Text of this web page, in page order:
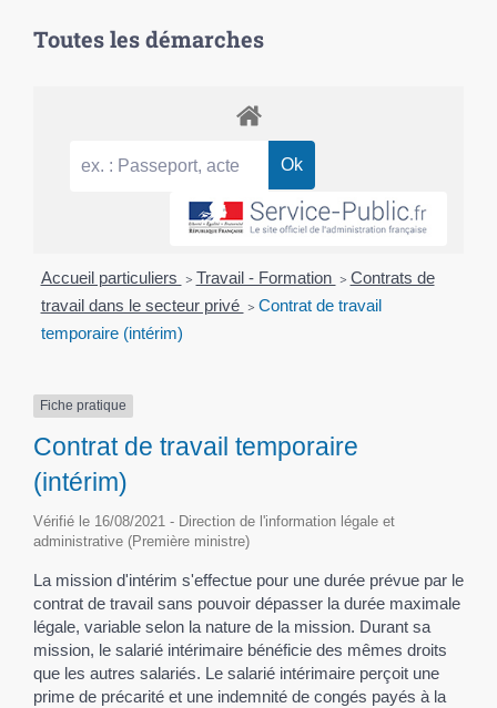
Toutes les démarches
Accueil particuliers > Travail - Formation > Contrats de
travail dans le secteur privé > Contrat de travail
temporaire (intérim)
Fiche pratique
Contrat de travail temporaire
(intérim)
Vérifié le 16/08/2021 - Direction de l'information légale et
administrative (Première ministre)
La mission d'intérim s'effectue pour une durée prévue par le
contrat de travail sans pouvoir dépasser la durée maximale
légale, variable selon la nature de la mission. Durant sa
mission, le salarié intérimaire bénéficie des mêmes droits
que les autres salariés. Le salarié intérimaire perçoit une
prime de précarité et une indemnité de congés payés à la